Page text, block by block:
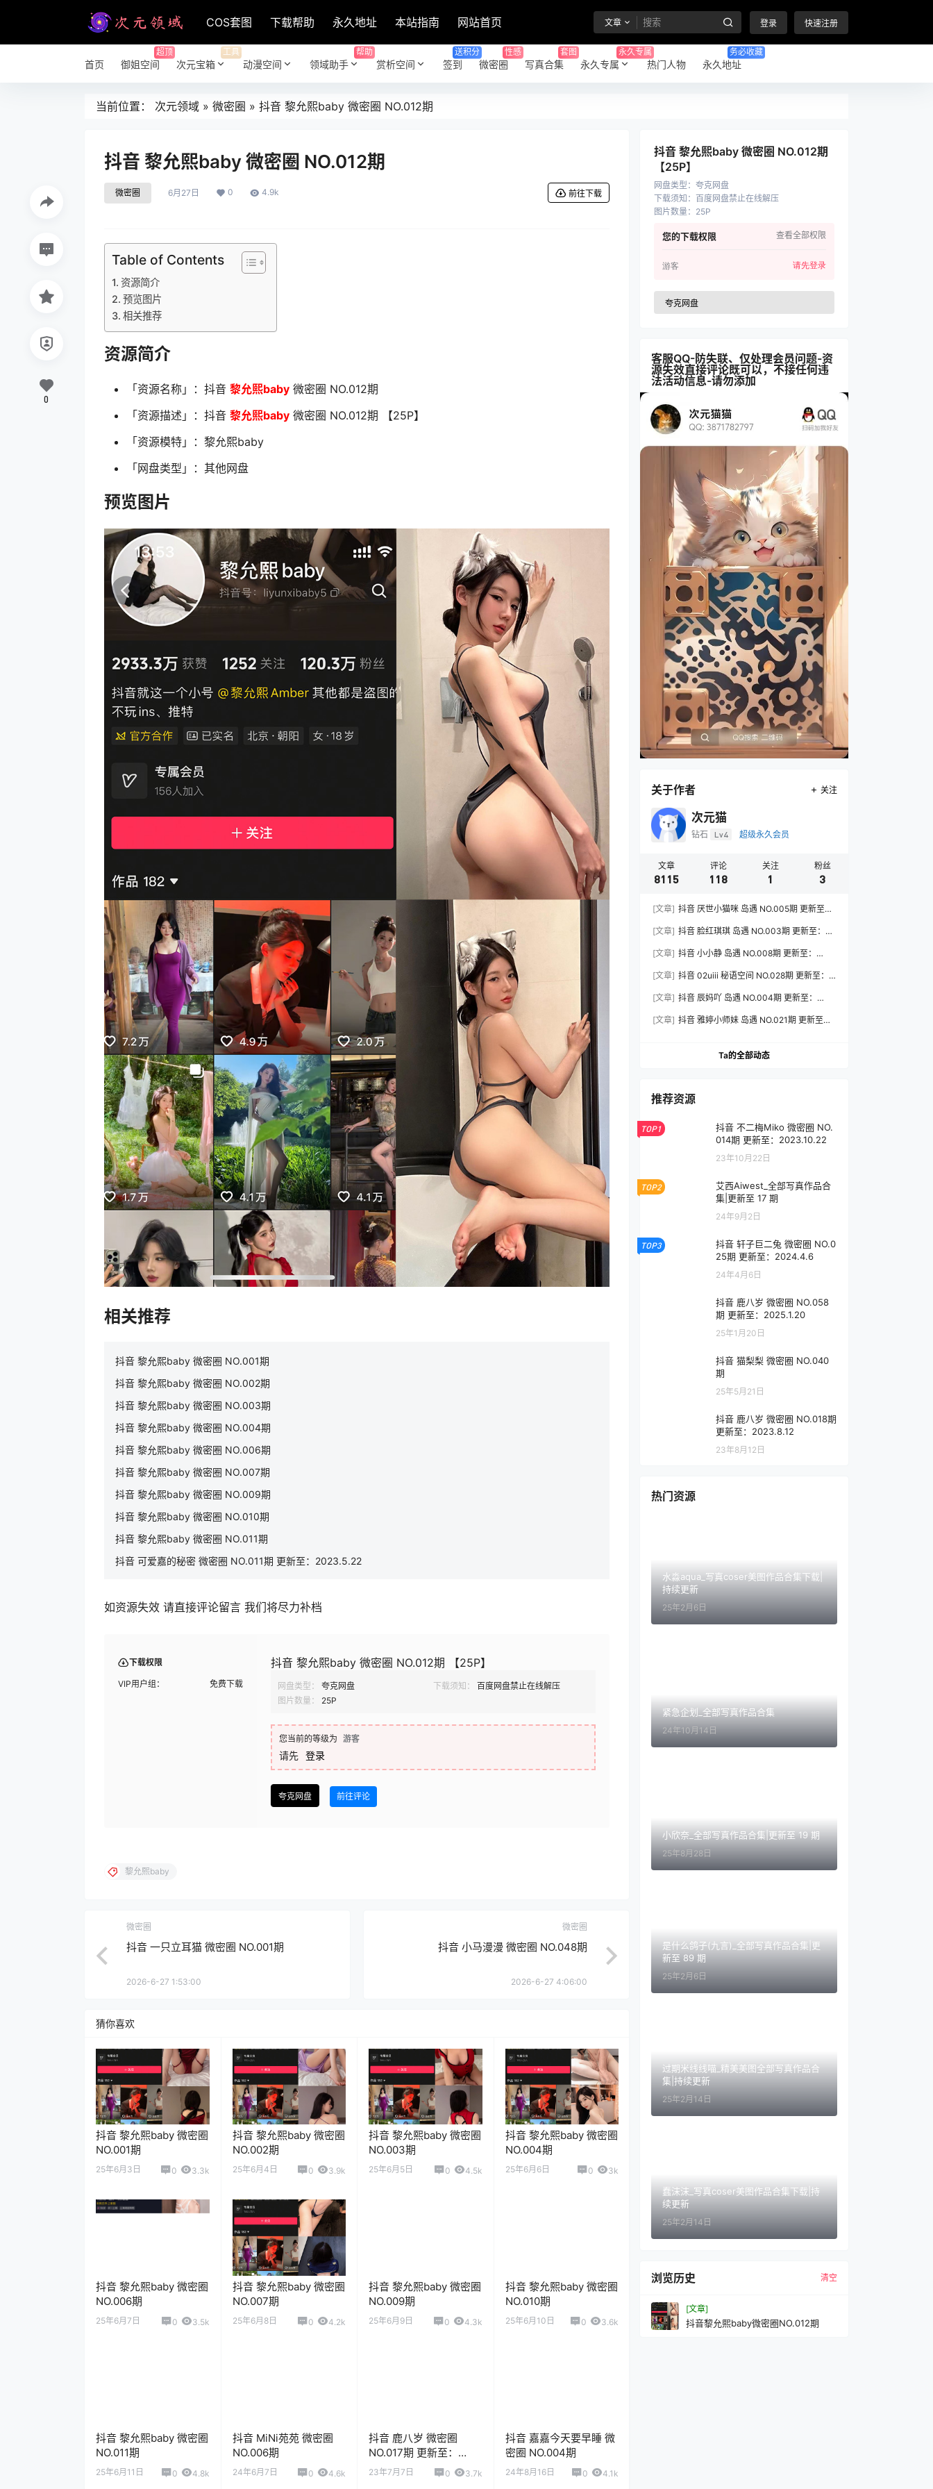
COS套图 下载帮助 永久地址 本站指南 网站首页 文章 登录 快速注册
首页 御姐空间
超顶
次元宝箱
工具
动漫空间 领域助手
帮助
赏析空间 签到
送积分
微密圈
性感
写真合集
套图
永久专属
永久专属
热门人物 永久地址
务必收藏
当前位置： 次元领域 » 微密圈 » 抖音 黎允熙baby 微密圈 NO.012期
抖音 黎允熙baby 微密圈 NO.012期
微密圈 6月27日 0 4.9k 前往下载
Table of Contents
资源简介
预览图片
相关推荐
资源简介
「资源名称」：抖音 黎允熙baby 微密圈 NO.012期
「资源描述」：抖音 黎允熙baby 微密圈 NO.012期 【25P】
「资源模特」：黎允熙baby
「网盘类型」：其他网盘
预览图片
相关推荐
抖音 黎允熙baby 微密圈 NO.001期
抖音 黎允熙baby 微密圈 NO.002期
抖音 黎允熙baby 微密圈 NO.003期
抖音 黎允熙baby 微密圈 NO.004期
抖音 黎允熙baby 微密圈 NO.006期
抖音 黎允熙baby 微密圈 NO.007期
抖音 黎允熙baby 微密圈 NO.009期
抖音 黎允熙baby 微密圈 NO.010期
抖音 黎允熙baby 微密圈 NO.011期
抖音 可爱嘉的秘密 微密圈 NO.011期 更新至：2023.5.22
如资源失效 请直接评论留言 我们将尽力补档
下载权限
VIP用户组： 免费下载
抖音 黎允熙baby 微密圈 NO.012期 【25P】
网盘类型： 夸克网盘 下载须知：
百度网盘禁止在线解压
图片数量：
25P
您当前的等级为 游客
请先 登录
夸克网盘 前往评论
0
黎允熙baby
微密圈
抖音 一只立耳猫 微密圈 NO.001期
2026-6-27 1:53:00
微密圈
抖音 小马漫漫 微密圈 NO.048期
2026-6-27 4:06:00
猜你喜欢
抖音 黎允熙baby 微密圈
NO.001期
25年6月3日 0 3.3k
抖音 黎允熙baby 微密圈
NO.002期
25年6月4日 0 3.9k
抖音 黎允熙baby 微密圈
NO.003期
25年6月5日 0 4.5k
抖音 黎允熙baby 微密圈
NO.004期
25年6月6日 0 3k
抖音 黎允熙baby 微密圈
NO.006期
25年6月7日 0 3.5k
抖音 黎允熙baby 微密圈
NO.007期
25年6月8日 0 4.2k
抖音 黎允熙baby 微密圈
NO.009期
25年6月9日 0 4.3k
抖音 黎允熙baby 微密圈
NO.010期
25年6月10日 0 3.6k
抖音 黎允熙baby 微密圈
NO.011期
25年6月11日 0 4.8k
抖音 MiNi苑苑 微密圈
NO.006期
24年6月7日 0 4.6k
抖音 鹿八岁 微密圈
NO.017期 更新至：
2023.7.6
23年7月7日 0 3.7k
抖音 嘉嘉今天要早睡 微
密圈 NO.004期
24年8月16日 0 4.1k
抖音 黎允熙baby 微密圈 NO.012期
【25P】
网盘类型 ： 夸克网盘
下载须知 ： 百度网盘禁止在线解压
图片数量： 25P
您的下载权限 查看全部权限
游客 请先登录
夸克网盘
客服QQ-防失联、仅处理会员问题-资
源失效直接评论既可以，不接任何违
法活动信息-请勿添加
关于作者 关注
次元猫
钻石 Lv4 超级永久会员
文章
8115
评论
118
关注
1
粉丝
3
[文章] 抖音 厌世小猫咪 岛遇 NO.005期 更新至：
[文章] 抖音 脸红琪琪 岛遇 NO.003期 更新至：
[文章] 抖音 小小静 岛遇 NO.008期 更新至：
[文章] 抖音 02uiii 秘语空间 NO.028期 更新至：
[文章] 抖音 辰妈吖 岛遇 NO.004期 更新至：
[文章] 抖音 雅婷小师妹 岛遇 NO.021期 更新至：
Ta的全部动态
推荐资源
TOP1
抖音 不二梅Miko 微密圈 NO.
014期 更新至：2023.10.22
23年10月22日
TOP2
艾西Aiwest_全部写真作品合
集|更新至 17 期
24年9月2日
TOP3
抖音 轩子巨二兔 微密圈 NO.0
25期 更新至：2024.4.6
24年4月6日
抖音 鹿八岁 微密圈 NO.058
期 更新至：2025.1.20
25年1月20日
抖音 猫梨梨 微密圈 NO.040
期
25年5月21日
抖音 鹿八岁 微密圈 NO.018期
更新至：2023.8.12
23年8月12日
热门资源
水淼aqua_写真coser美图作品合集下载|
持续更新
25年2月6日
紧急企划_全部写真作品合集
24年10月14日
小欣奈_全部写真作品合集|更新至 19 期
25年8月28日
是什么鸽子(九言)_全部写真作品合集|更
新至 89 期
25年2月6日
过期米线线喵_精美美图全部写真作品合
集|持续更新
25年2月14日
蠢沫沫_写真coser美图作品合集下载|持
续更新
25年2月14日
浏览历史 清空
[文章]
抖音黎允熙baby微密圈NO.012期